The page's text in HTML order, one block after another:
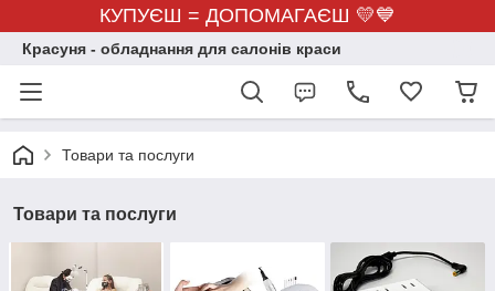
КУПУЄШ = ДОПОМАГАЄШ 💛💙
Красуня - обладнання для салонів краси
Товари та послуги
Товари та послуги